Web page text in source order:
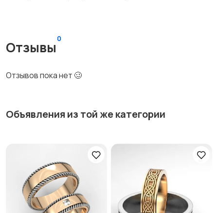
Отзывы
0
Отзывов пока нет 🥴
Объявления из той же категории